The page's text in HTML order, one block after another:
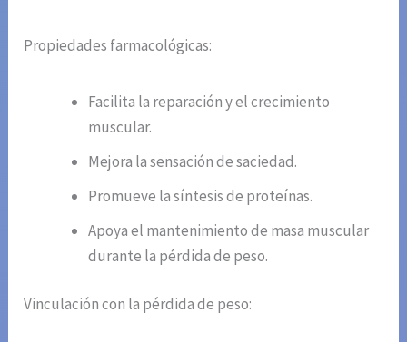
Propiedades farmacológicas:
Facilita la reparación y el crecimiento
muscular.
Mejora la sensación de saciedad.
Promueve la síntesis de proteínas.
Apoya el mantenimiento de masa muscular
durante la pérdida de peso.
Vinculación con la pérdida de peso: